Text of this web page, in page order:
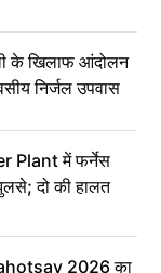
के खिलाफ आंदोलन
निर्जल उपवास
Plant में फर्नेस
दो की हालत
2026 का